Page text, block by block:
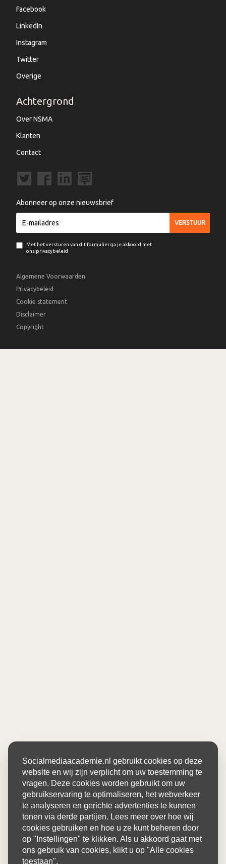
Facebook
LinkedIn
Instagram
Twitter
Overige
Achtergrond
Over NSMA
Klanten
Contact
Abonneer op onze nieuwsbrief
Met het versturen van dit formulier ga je akkoord met
ons privacybeleid
Algemene Voorwaarden
Privacybeleid
Cookie statement
Disclaimer
Copyright
Socialmediaacademie.nl gebruikt cookies op deze
website en wij zijn verplicht om uw toestemming te
vragen. Deze cookies worden gebruikt om uw
gebruikservaring te optimaliseren, het webverkeer
te analyseren en gerichte advertenties te kunnen
tonen via derde partijen. Lees meer over hoe wij
cookies gebruiken en hoe u ze kunt beheren door
op "Instellingen" te klikken. Als u akkoord gaat met
ons gebruik van cookies, klikt u op "Alle cookies
toestaan".